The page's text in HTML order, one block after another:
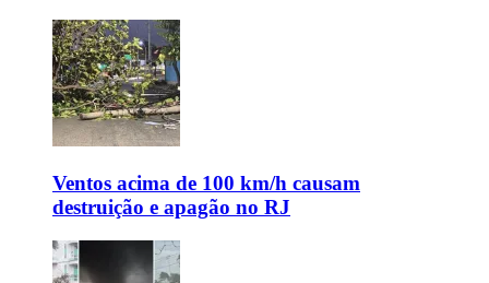
Ventos acima de 100 km/h causam
destruição e apagão no RJ